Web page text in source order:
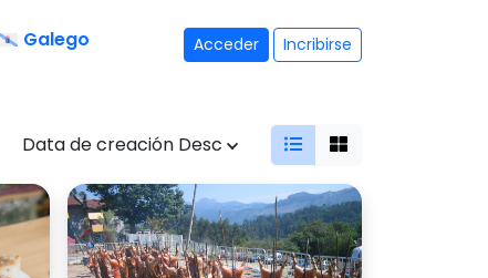
Galego Acceder Incribirse
Data de creación Desc